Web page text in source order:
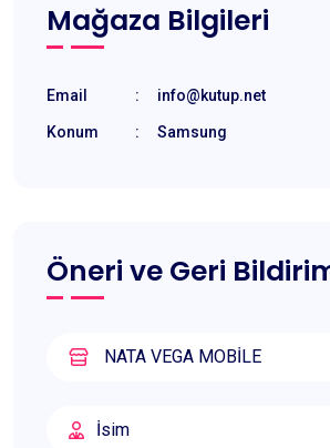
Mağaza Bilgileri
Email : info@kutup.net
Konum : Samsung
Öneri ve Geri